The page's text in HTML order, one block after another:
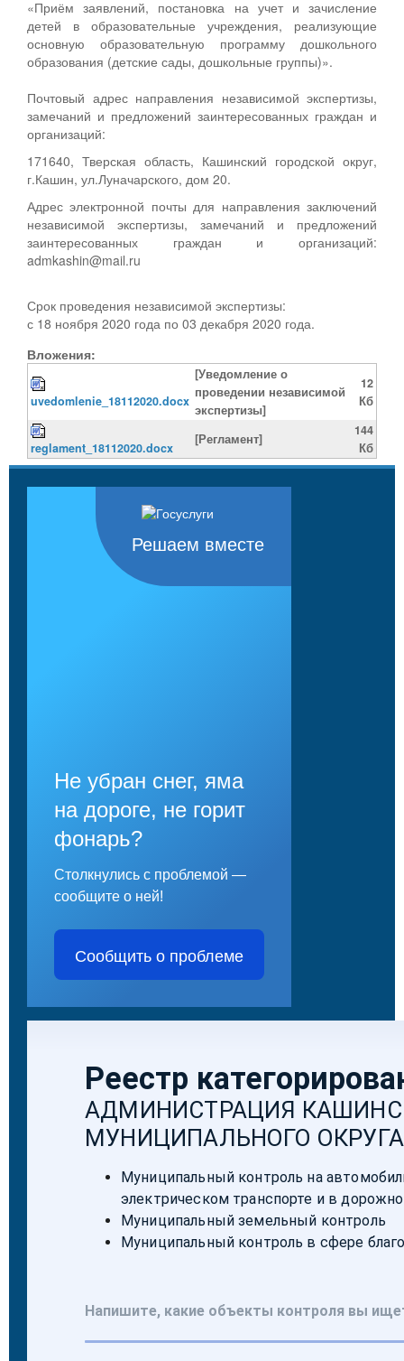
«Приём заявлений, постановка на учет и зачисление
детей в образовательные учреждения, реализующие
основную образовательную программу дошкольного
образования (детские сады, дошкольные группы)».
Почтовый адрес направления независимой экспертизы,
замечаний и предложений заинтересованных граждан и
организаций:
171640, Тверская область, Кашинский городской округ,
г.Кашин, ул.Луначарского, дом 20.
Адрес электронной почты для направления заключений
независимой экспертизы, замечаний и предложений
заинтересованных граждан и организаций:
admkashin@mail.ru
Срок проведения независимой экспертизы:
с 18 ноября 2020 года по 03 декабря 2020 года.
Вложения:
uvedomlenie_18112020.docx
[Уведомление о
проведении независимой
экспертизы]
12
Кб
reglament_18112020.docx
[Регламент]
144
Кб
Решаем вместе
Не убран снег, яма
на дороге, не горит
фонарь?
Столкнулись с проблемой —
сообщите о ней!
Сообщить о проблеме